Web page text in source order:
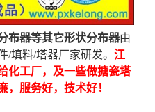
布器等其它形状分布器由
/填料/塔器厂家研发。 江
化工厂，及一些做搪瓷塔
，服务好，技术好！